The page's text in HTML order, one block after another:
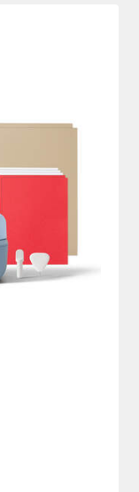
to Low